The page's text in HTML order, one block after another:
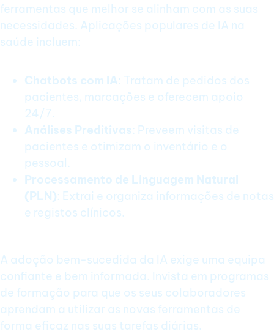
ferramentas que melhor se alinham com as suas
necessidades. Aplicações populares de IA na
saúde incluem:
Chatbots com IA: Tratam de pedidos dos
pacientes, marcações e oferecem apoio
24/7.
Análises Preditivas: Preveem visitas de
pacientes e otimizam o inventário e o
pessoal.
Processamento de Linguagem Natural
(PLN): Extrai e organiza informações de notas
e registos clínicos.
A adoção bem-sucedida da IA exige uma equipa
confiante e bem informada. Invista em programas
de formação para que os seus colaboradores
aprendam a utilizar as novas ferramentas de
forma eficaz nas suas tarefas diárias.